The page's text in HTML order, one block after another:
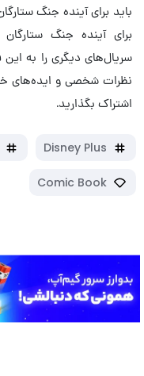
باید برای آینده جنگ
برای آینده جنگ
سریال‌های دیگری را به
نظرات شخصی و ایده‌های
اشتراک بگذارید.
Disney Plus
Comic Book